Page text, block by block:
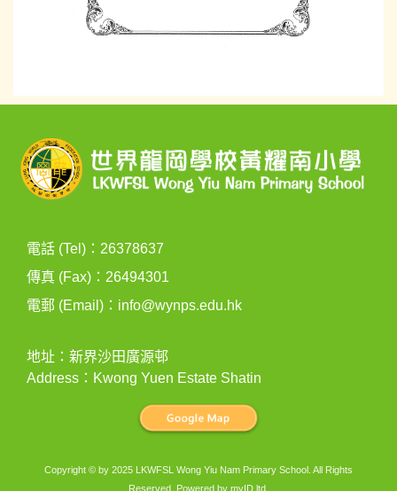
電話 (Tel)：26378637
傳真 (Fax)：26494301
電郵 (Email)： info@wynps.edu.hk
地址：新界沙田廣源邨
Address：Kwong Yuen Estate Shatin
Copyright © by 2025 LKWFSL Wong Yiu Nam Primary School. All Rights
Reserved. Powered by myID ltd